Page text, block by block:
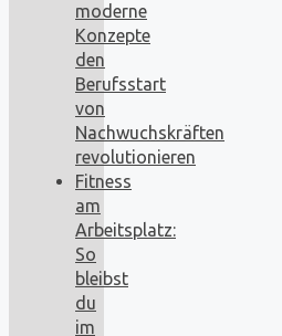
moderne
Konzepte
den
Berufsstart
von
Nachwuchskräften
revolutionieren
Fitness
am
Arbeitsplatz:
So
bleibst
du
im